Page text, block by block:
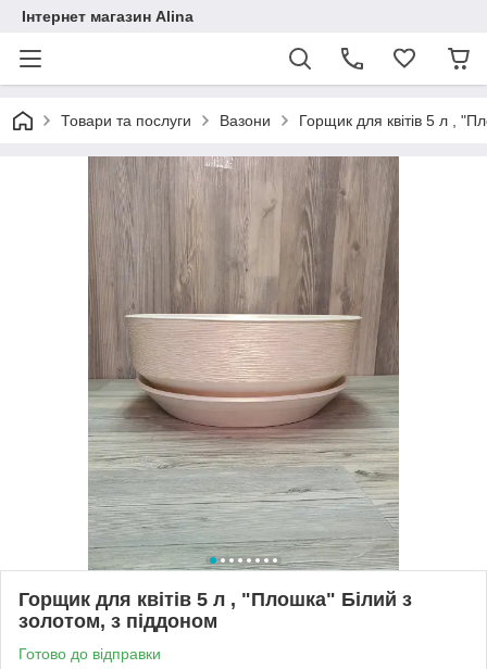
Інтернет магазин Alina
Товари та послуги Вазони Горщик для квітів 5 л ,
Горщик для квітів 5 л , "Плошка" Білий з
золотом, з піддоном
Готово до відправки